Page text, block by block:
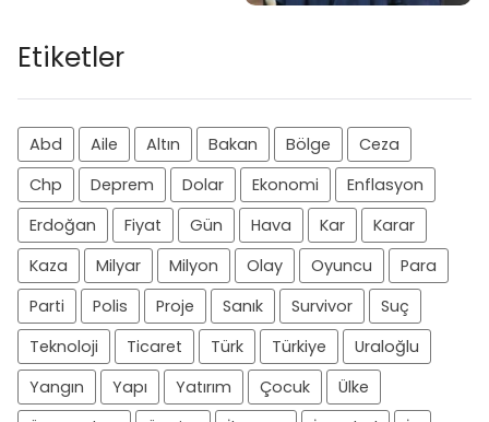
Etiketler
Abd Aile Altın Bakan Bölge
Ceza
Chp
Deprem Dolar Ekonomi
Enflasyon
Erdoğan
Fiyat Gün Hava Kar
Karar
Kaza
Milyar Milyon Olay Oyuncu
Para
Parti
Polis Proje Sanık Survivor
Suç
Teknoloji
Ticaret Türk Türkiye
Uraloğlu
Yangın
Yapı Yatırım Çocuk
Ülke